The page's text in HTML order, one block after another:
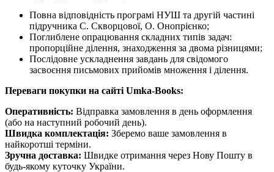
Повна відповідність програмі НУШ та другій частині
підручника С. Скворцової, О. Онопрієнко;
Поглиблене опрацювання складних типів задач:
пропорційне ділення, знаходження за двома різницями;
Послідовне ускладнення завдань для свідомого
засвоєння письмових прийомів множення і ділення.
Переваги покупки на сайті Umka-Books:
Оперативність: Відправка замовлення в день оформлення
(або на наступний робочий день).
Швидка комплектація: Зберемо ваше замовлення в
найкоротші терміни.
Зручна доставка: Швидке отримання через Нову Пошту в
будь-якому куточку України.